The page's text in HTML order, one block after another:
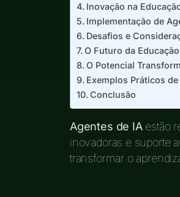
Inovação na
Implementação de
Desafios e
O Futuro da
O Potencial
Exemplos Práticos
Conclusão
Agentes de IAestão
inovadoras e suporte
transformar o